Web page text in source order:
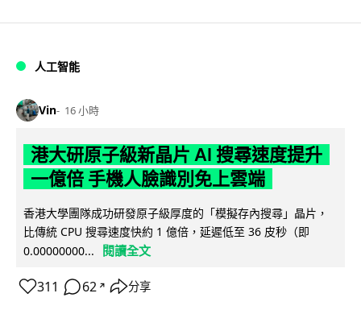
人工智能
Vin 16 小時
港大研原子級新晶片 AI 搜尋速度提升
一億倍 手機人臉識別免上雲端
香港大學團隊成功研發原子級厚度的「模擬存內搜尋」晶片，
比傳統 CPU 搜尋速度快約 1 億倍，延遲低至 36 皮秒（即
0.00000000...
閱讀全文
311 62 ↗ 分享